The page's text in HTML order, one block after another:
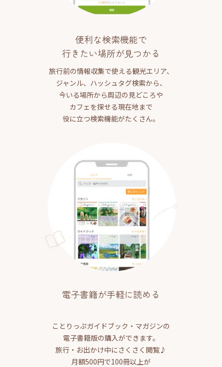
便利な検索機能で
行きたい場所が見つかる
旅行前の情報収集で使える観光エリア、
ジャンル、ハッシュタグ検索から、
今いる場所から周辺の見どころや
カフェを探せる現在地まで
役に立つ検索機能がたくさん。
電子書籍が手軽に読める
ことりっぷガイドブック・マガジンの
電子書籍版の購入ができます。
旅行・お出かけ中にさくさく閲覧♪
月額500円で100冊以上が